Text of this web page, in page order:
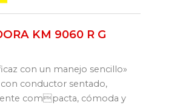
KM 9060 R G
con un manejo sencillo»
conductor sentado,
compacta, cómoda y